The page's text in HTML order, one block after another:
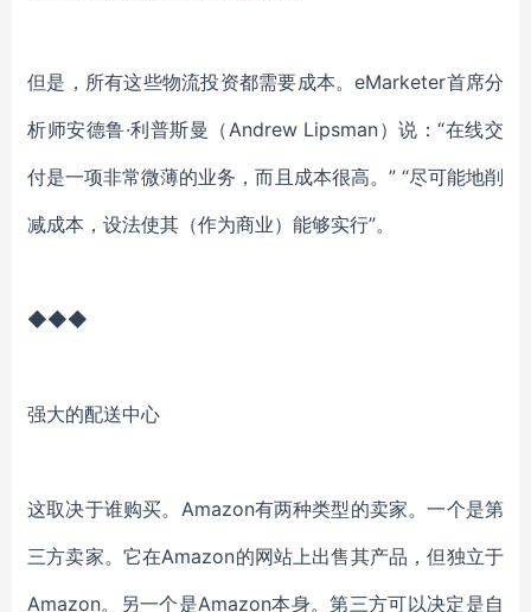
但是，所有这些物流投资都需要成本。eMarketer首席分
析师安德鲁·利普斯曼（Andrew Lipsman）说：“在线交
付是一项非常微薄的业务，而且成本很高。” “尽可能地削
减成本，设法使其（作为商业）能够实行”。
◆◆◆
强大的配送中心
这取决于谁购买。Amazon有两种类型的卖家。一个是第
三方卖家。它在Amazon的网站上出售其产品，但独立于
Amazon。另一个是Amazon本身。第三方可以决定是自